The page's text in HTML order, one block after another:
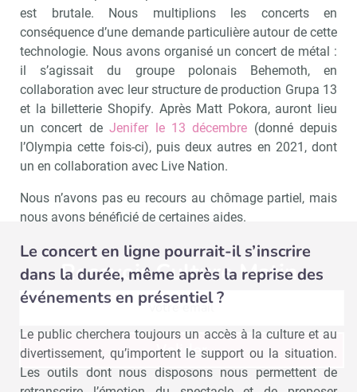
est brutale. Nous multiplions les concerts en
conséquence d’une demande particulière autour de cette
technologie. Nous avons organisé un concert de métal :
il s’agissait du groupe polonais Behemoth, en
collaboration avec leur structure de production Grupa 13
et la billetterie Shopify. Après Matt Pokora, auront lieu
un concert deJenifer le 13 décembre (donné depuis
l’Olympia cette fois-ci), puis deux autres en 2021, dont
un en collaboration avec Live Nation.
Nous n’avons pas eu recours au chômage partiel, mais
nous avons bénéficié de certaines aides.
Le concert en ligne pourrait-il s’inscrire
dans la durée, même après la reprise des
événements en présentiel ?
Le public cherchera toujours un accès à la culture et au
divertissement, qu’importent le support ou la situation.
Les outils dont nous disposons nous permettent de
Recevoir Culture Matin
Valider